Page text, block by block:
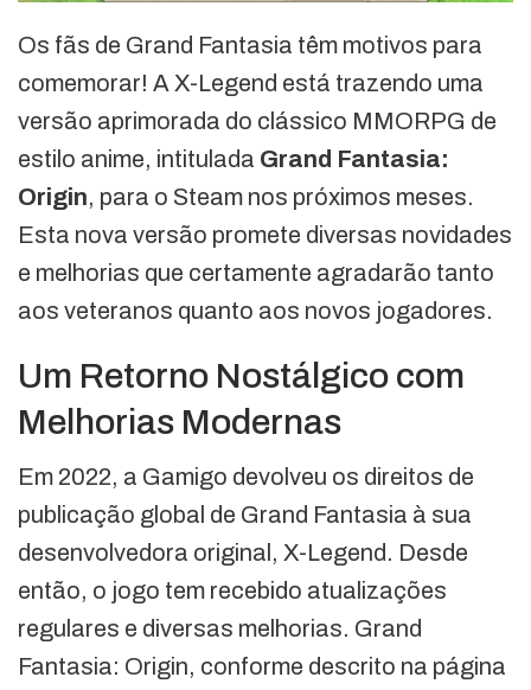
Os fãs de Grand Fantasia têm motivos para
comemorar! A X-Legend está trazendo uma
versão aprimorada do clássico MMORPG de
estilo anime, intitulada Grand Fantasia:
Origin, para o Steam nos próximos meses.
Esta nova versão promete diversas novidades
e melhorias que certamente agradarão tanto
aos veteranos quanto aos novos jogadores.
Um Retorno Nostálgico com
Melhorias Modernas
Em 2022, a Gamigo devolveu os direitos de
publicação global de Grand Fantasia à sua
desenvolvedora original, X-Legend. Desde
então, o jogo tem recebido atualizações
regulares e diversas melhorias. Grand
Fantasia: Origin, conforme descrito na página